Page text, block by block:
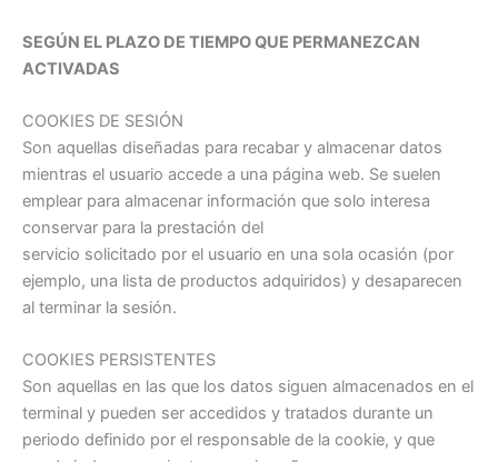
SEGÚN EL PLAZO DE TIEMPO QUE PERMANEZCAN
ACTIVADAS
COOKIES DE SESIÓN
Son aquellas diseñadas para recabar y almacenar datos
mientras el usuario accede a una página web. Se suelen
emplear para almacenar información que solo interesa
conservar para la prestación del
servicio solicitado por el usuario en una sola ocasión (por
ejemplo, una lista de productos adquiridos) y desaparecen
al terminar la sesión.
COOKIES PERSISTENTES
Son aquellas en las que los datos siguen almacenados en el
terminal y pueden ser accedidos y tratados durante un
periodo definido por el responsable de la cookie, y que